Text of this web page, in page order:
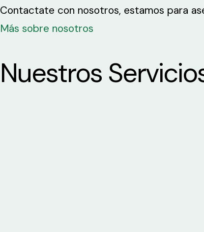
Contactate con nosotros, estamos para
Más sobre nosotros
Nuestros